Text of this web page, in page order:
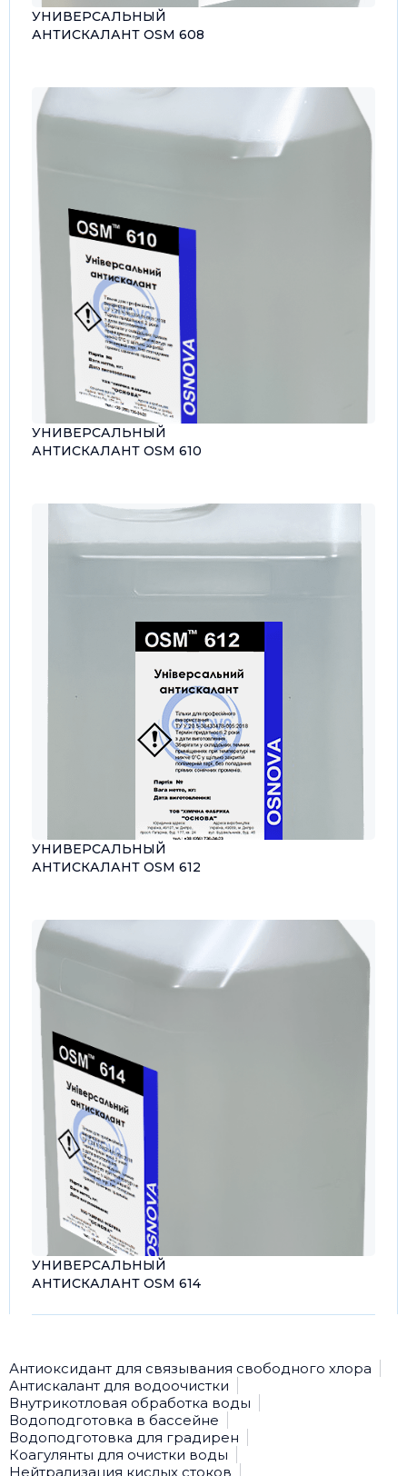
УНИВЕРСАЛЬНЫЙ
АНТИСКАЛАНТ OSM 608
УНИВЕРСАЛЬНЫЙ
АНТИСКАЛАНТ OSM 610
УНИВЕРСАЛЬНЫЙ
АНТИСКАЛАНТ OSM 612
УНИВЕРСАЛЬНЫЙ
АНТИСКАЛАНТ OSM 614
Антиоксидант для связывания свободного хлора
Антискалант для водоочистки
Внутрикотловая обработка воды
Водоподготовка в бассейне
Водоподготовка для градирен
Коагулянты для очистки воды
Нейтрализация кислых стоков